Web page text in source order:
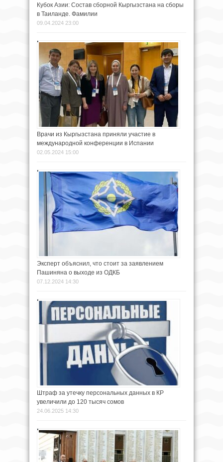
Кубок Азии: Состав сборной Кыргызстана на сборы
в Таиланде. Фамилии
09.04.2024 23:00
Врачи из Кыргызстана приняли участие в
международной конференции в Испании
02.05.2024 15:00
Эксперт объяснил, что стоит за заявлением
Пашиняна о выходе из ОДКБ
07.12.2024 14:30
Штраф за утечку персональных данных в КР
увеличили до 120 тысяч сомов
24.06.2025 14:30